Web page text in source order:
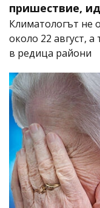
пришествие,
Климатологът не
около 22 август,
в редица райони